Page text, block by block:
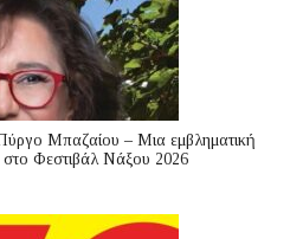
Μπαζαίου – Μια εμβληματική
Φεστιβάλ Νάξου 2026